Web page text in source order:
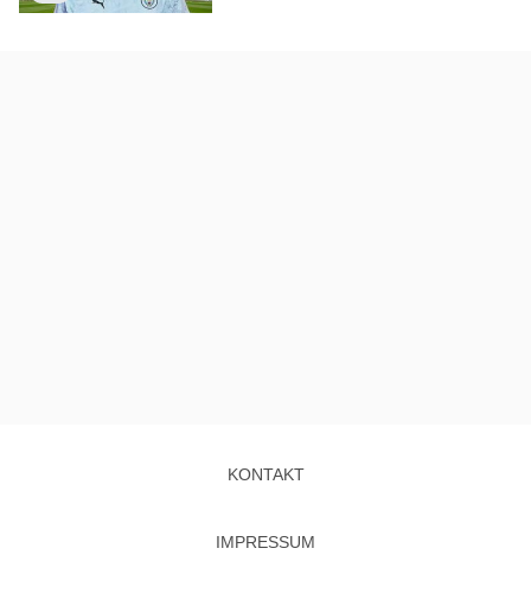
KONTAKT
IMPRESSUM